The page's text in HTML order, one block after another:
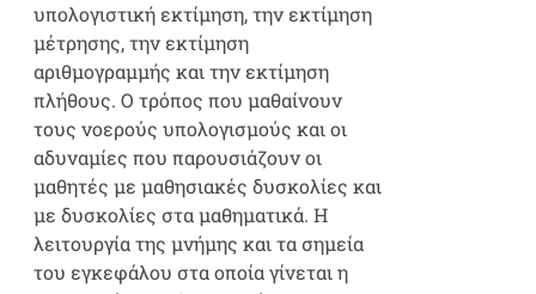
υπολογιστική εκτίμηση, την εκτίμηση
μέτρησης, την εκτίμηση
αριθμογραμμής και την εκτίμηση
πλήθους. Ο τρόπος που μαθαίνουν
τους νοερούς υπολογισμούς και οι
αδυναμίες που παρουσιάζουν οι
μαθητές με μαθησιακές δυσκολίες και
με δυσκολίες στα μαθηματικά. Η
λειτουργία της μνήμης και τα σημεία
του εγκεφάλου στα οποία γίνεται η